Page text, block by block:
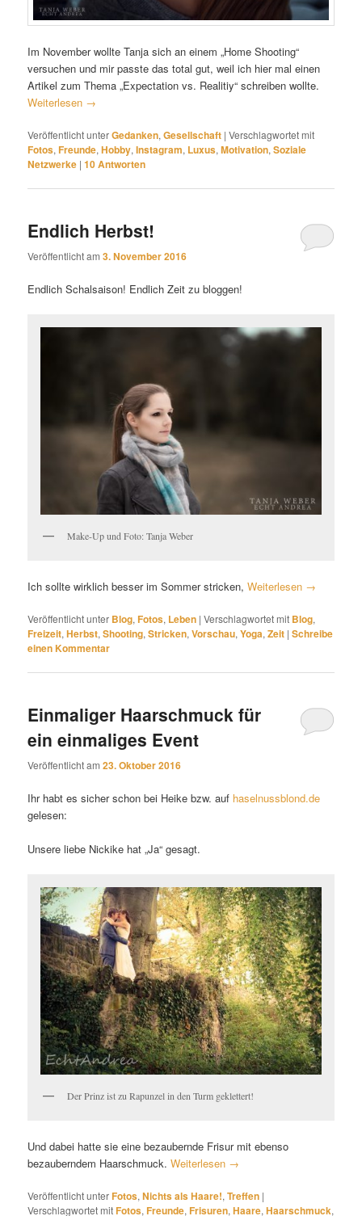
Im November wollte Tanja sich an einem „Home Shooting“
versuchen und mir passte das total gut, weil ich hier mal einen
Artikel zum Thema „Expectation vs. Realitiy“ schreiben wollte.
Weiterlesen →
Veröffentlicht unterGedanken,Gesellschaft |Verschlagwortet mit
Fotos,Freunde,Hobby,Instagram, Luxus,Motivation,Soziale
Netzwerke |10Antworten
Endlich Herbst!
Veröffentlicht am3. November 2016
Endlich Schalsaison! Endlich Zeit zu bloggen!
Make-Up und Foto: Tanja Weber
Ich sollte wirklich besser im Sommer stricken,Weiterlesen →
Veröffentlicht unter Blog,Fotos, Leben |Verschlagwortet mit Blog,
Freizeit,Herbst,Shooting,Stricken,Vorschau,Yoga,Zeit |Schreibe
einen Kommentar
Einmaliger Haarschmuck für
ein einmaliges Event
Veröffentlicht am23. Oktober 2016
Ihr habt es sicher schon bei Heike bzw. auf haselnussblond.de
gelesen:
Unsere liebe Nickike hat „Ja“ gesagt.
Der Prinz ist zu Rapunzel in den Turm geklettert!
Und dabei hatte sie eine bezaubernde Frisur mit ebenso
bezauberndem Haarschmuck.Weiterlesen →
Veröffentlicht unterFotos,Nichts als Haare!,Treffen |
Verschlagwortet mitFotos,Freunde,Frisuren,Haare,Haarschmuck,